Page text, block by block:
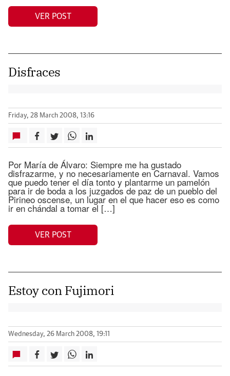
VER POST
Disfraces
Friday, 28 March 2008, 13:16
Por María de Álvaro: Siempre me ha gustado
disfrazarme, y no necesariamente en Carnaval. Vamos
que puedo tener el día tonto y plantarme un pamelón
para ir de boda a los juzgados de paz de un pueblo del
Pirineo oscense, un lugar en el que hacer eso es como
ir en chándal a tomar el […]
VER POST
Estoy con Fujimori
Wednesday, 26 March 2008, 19:11